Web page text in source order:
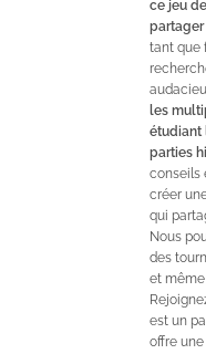
ce jeu
partager
tant que
les
étudiant
parties
conseils
créer
qui
Nous
des
et
est un
offre